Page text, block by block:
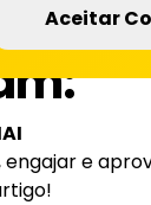
e
Aceitar